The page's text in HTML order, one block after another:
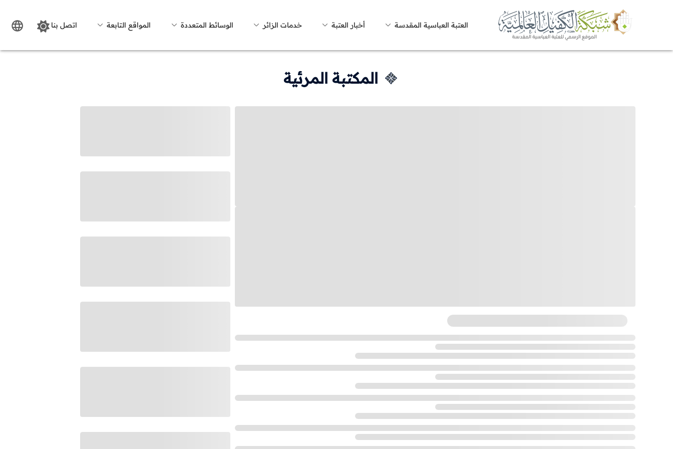
العتبة العباسية المقدسة أخبار العتبة خدمات الزائر الوسائط المتعددة المواقع التابعة اتصل بنا
المكتبة المرئية